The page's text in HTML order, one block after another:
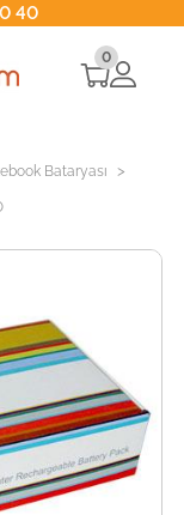
40
0
Bataryası >